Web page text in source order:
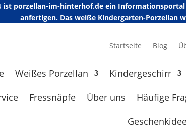
ist porzellan-im-hinterhof.de ein
anfertigen. Das weiße Kindergarten-Porzellan
Startseite Blog
Weißes Porzellan Kindergeschirr
Fressnäpfe Über uns Häufige